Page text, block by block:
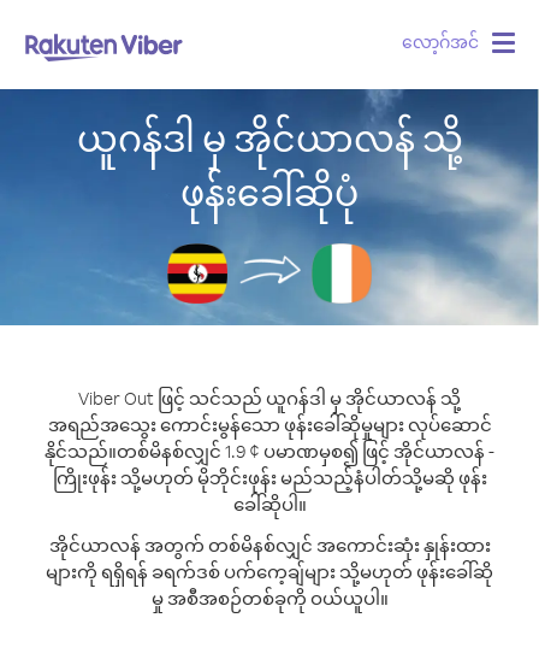
လော့ဂ်အင်
ယူဂန်ဒါ မှ အိုင်ယာလန် သို့
ဖုန်းခေါ်ဆိုပုံ
Viber Out ဖြင့် သင်သည် ယူဂန်ဒါ မှ အိုင်ယာလန် သို့
အရည်အသွေး ကောင်းမွန်သော ဖုန်းခေါ်ဆိုမှုများ လုပ်ဆောင်
နိုင်သည်။တစ်မိနစ်လျှင် 1.9 ¢ ပမာဏမှစ၍ ဖြင့် အိုင်ယာလန် -
ကြိုးဖုန်း သို့မဟုတ် မိုဘိုင်းဖုန်း မည်သည့်နံပါတ်သို့မဆို ဖုန်း
ခေါ်ဆိုပါ။
အိုင်ယာလန် အတွက် တစ်မိနစ်လျှင် အကောင်းဆုံး နှုန်းထား
များကို ရရှိရန် ခရက်ဒစ် ပက်ကေ့ချ်များ သို့မဟုတ် ဖုန်းခေါ်ဆို
မှု အစီအစဉ်တစ်ခုကို ဝယ်ယူပါ။